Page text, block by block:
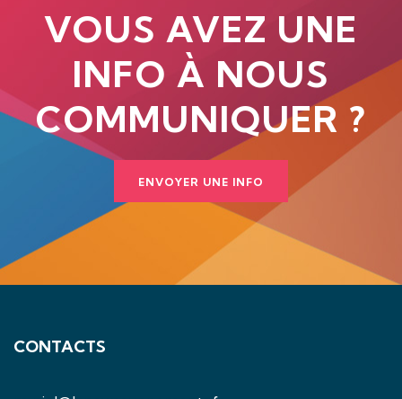
VOUS AVEZ UNE
INFO À NOUS
COMMUNIQUER ?
ENVOYER UNE INFO
CONTACTS